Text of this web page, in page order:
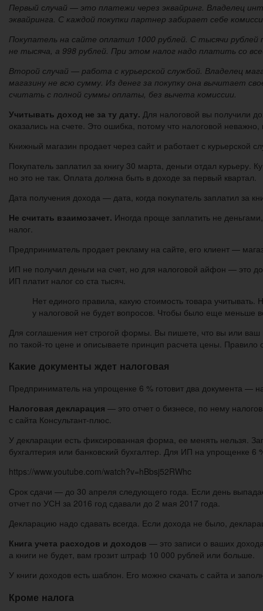
Первый случай — это платежи через эквайринг. Владелец
эквайринга. С каждой покупки партнер забирает себе
Покупатель на сайте оплатил 1000 рублей. С тысячи
не тысяча, а 998 рублей. При этом налог надо платить со
Второй случай — работа с курьерской службой. Владелец
магазину не всю сумму. Из денег за покупку она вычитает
считать с полной суммы оплаты, без вычета комиссии.
Учитывать доход не за ту дату. Для налоговой вы получили
оказались на счете. Это ошибка, потому что налоговой неважно,
Книжный магазин продает через сайт и работает с курьерской
Покупатель заплатил за книгу 30 марта, деньги отдал
но это не так. Оплата должна быть в доходе за первый квартал.
Дата получения дохода — дата, когда покупатель заплатил за
Не считать взаимозачет. Иногда проще заплатить не
налог.
Предприниматель продает рекламу на сайте, его клиент —
ИП не получил деньги на счет, но для налоговой айфон — это
ИП платит налог со ста тысяч.
Нет единого правила, какую стоимость товара
у налоговой не будет вопросов. Чтобы было еще меньше
Для соглашения нет строгой формы. Вы пишете, что вы или
по такой-то цене и описываете принцип расчета цены.
Какие документы ждет налоговая
Предприниматель на упрощенке 6 % готовит два документа —
Налоговая декларация — это отчет о бизнесе, по нему
с сайта Консультант-плюс.
У декларации есть фиксированная форма, ее менять нельзя.
бухгалтерия или банковский бухгалтер. Для ИП на упрощенке 6
https://www.youtube.com/watch?v=hBbsj52RWhc
Срок сдачи — до 30 апреля следующего года. Если день
отчет по УСН за 2016 год сдавали до 2 мая 2017 года.
Декларацию надо сдавать всегда. Если дохода не было,
Книга учета расходов и доходов — это записи о ваших
а книги не будет, вам грозит штраф 10 000 рублей или больше.
У книги доходов есть шаблон. Его можно скачать с сайта и
Кроме налога